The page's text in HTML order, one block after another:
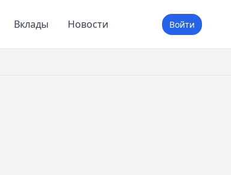
Вклады Новости Войти